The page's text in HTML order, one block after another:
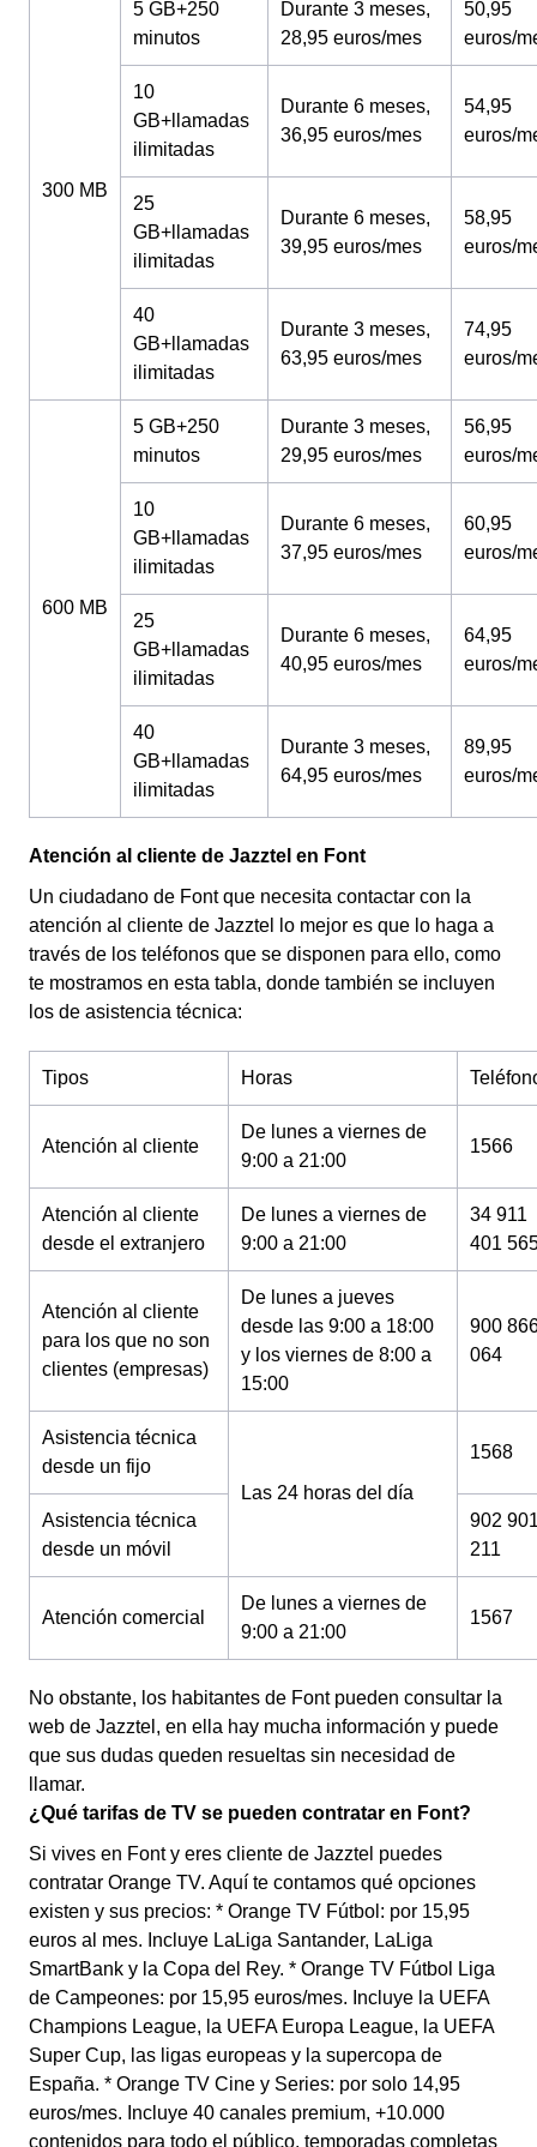
300 MB
5 GB+250
minutos
Durante 3 meses,
28,95 euros/mes
50,95
euros/
10
GB+llamadas
ilimitadas
Durante 6 meses,
36,95 euros/mes
54,95
euros/
25
GB+llamadas
ilimitadas
Durante 6 meses,
39,95 euros/mes
58,95
euros/
40
GB+llamadas
ilimitadas
Durante 3 meses,
63,95 euros/mes
74,95
euros/
600 MB
5 GB+250
minutos
Durante 3 meses,
29,95 euros/mes
56,95
euros/
10
GB+llamadas
ilimitadas
Durante 6 meses,
37,95 euros/mes
60,95
euros/
25
GB+llamadas
ilimitadas
Durante 6 meses,
40,95 euros/mes
64,95
euros/
40
GB+llamadas
ilimitadas
Durante 3 meses,
64,95 euros/mes
89,95
euros/
Atención al cliente de Jazztel en Font
Un ciudadano de Font que necesita contactar con la
atención al cliente de Jazztel lo mejor es que lo haga a
través de los teléfonos que se disponen para ello, como
te mostramos en esta tabla, donde también se incluyen
los de asistencia técnica:
Tipos Horas
Atención al cliente
De lunes a viernes de
9:00 a 21:00
1566
Atención al cliente
desde el extranjero
De lunes a viernes de
9:00 a 21:00
34 911
401
Atención al cliente
para los que no son
clientes (empresas)
De lunes a jueves
desde las 9:00 a 18:00
y los viernes de 8:00 a
15:00
900
064
Asistencia técnica
desde un fijo
Las 24 horas del día
1568
Asistencia técnica
desde un móvil
902
211
Atención comercial
De lunes a viernes de
9:00 a 21:00
1567
No obstante, los habitantes de Font pueden consultar la
web de Jazztel, en ella hay mucha información y puede
que sus dudas queden resueltas sin necesidad de
llamar.
¿Qué tarifas de TV se pueden contratar en Font?
Si vives en Font y eres cliente de Jazztel puedes
contratar Orange TV. Aquí te contamos qué opciones
existen y sus precios: * Orange TV Fútbol: por 15,95
euros al mes. Incluye LaLiga Santander, LaLiga
SmartBank y la Copa del Rey. * Orange TV Fútbol Liga
de Campeones: por 15,95 euros/mes. Incluye la UEFA
Champions League, la UEFA Europa League, la UEFA
Super Cup, las ligas europeas y la supercopa de
España. * Orange TV Cine y Series: por solo 14,95
euros/mes. Incluye 40 canales premium, +10.000
contenidos para todo el público, temporadas completas